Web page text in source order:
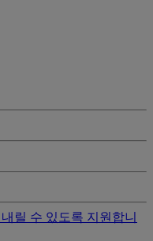
릴 수 있도록 지원합니